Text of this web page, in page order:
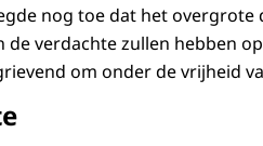
nog toe dat het
de verdachte zullen hebben
om onder de vrijheid